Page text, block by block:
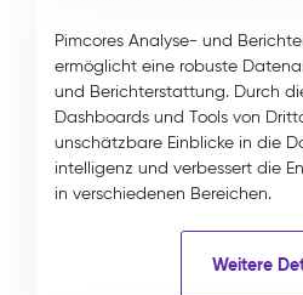
Pimcores Analyse- und
ermöglicht eine robuste
und Berichterstattung. Durch
Dashboards und Tools von
unschätzbare Einblicke in die
intelligenz und verbessert die
in verschiedenen Bereichen.
Weitere